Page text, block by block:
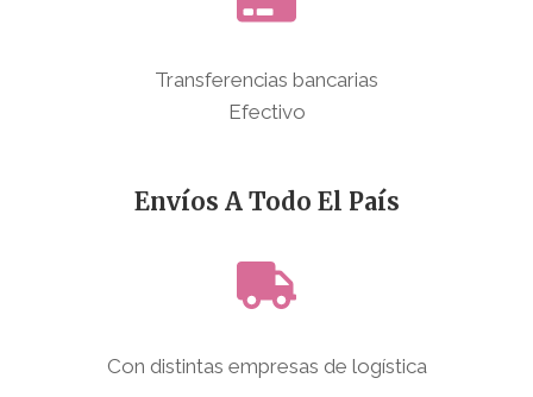
Transferencias bancarias
Efectivo
Envíos A Todo El País
Con distintas empresas de logística